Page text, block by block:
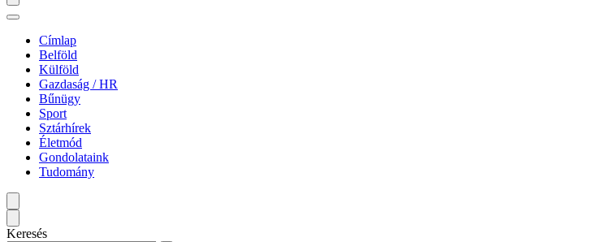
Címlap
Belföld
Külföld
Gazdaság / HR
Bűnügy
Sport
Sztárhírek
Életmód
Gondolataink
Tudomány
Keresés